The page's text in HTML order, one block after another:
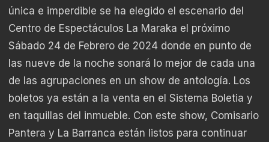
única e imperdible se ha elegido el escenario del
Centro de Espectáculos La Maraka el próximo
Sábado 24 de Febrero de 2024 donde en punto de
las nueve de la noche sonará lo mejor de cada una
de las agrupaciones en un show de antología. Los
boletos ya están a la venta en el Sistema Boletia y
en taquillas del inmueble. Con este show, Comisario
Pantera y La Barranca están listos para continuar